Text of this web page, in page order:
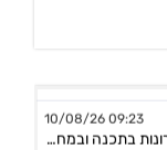
הושלמה עסקה לרכישת קונסיסט (ישראל) פתרונות בתכנה ובמחשוב, המשך